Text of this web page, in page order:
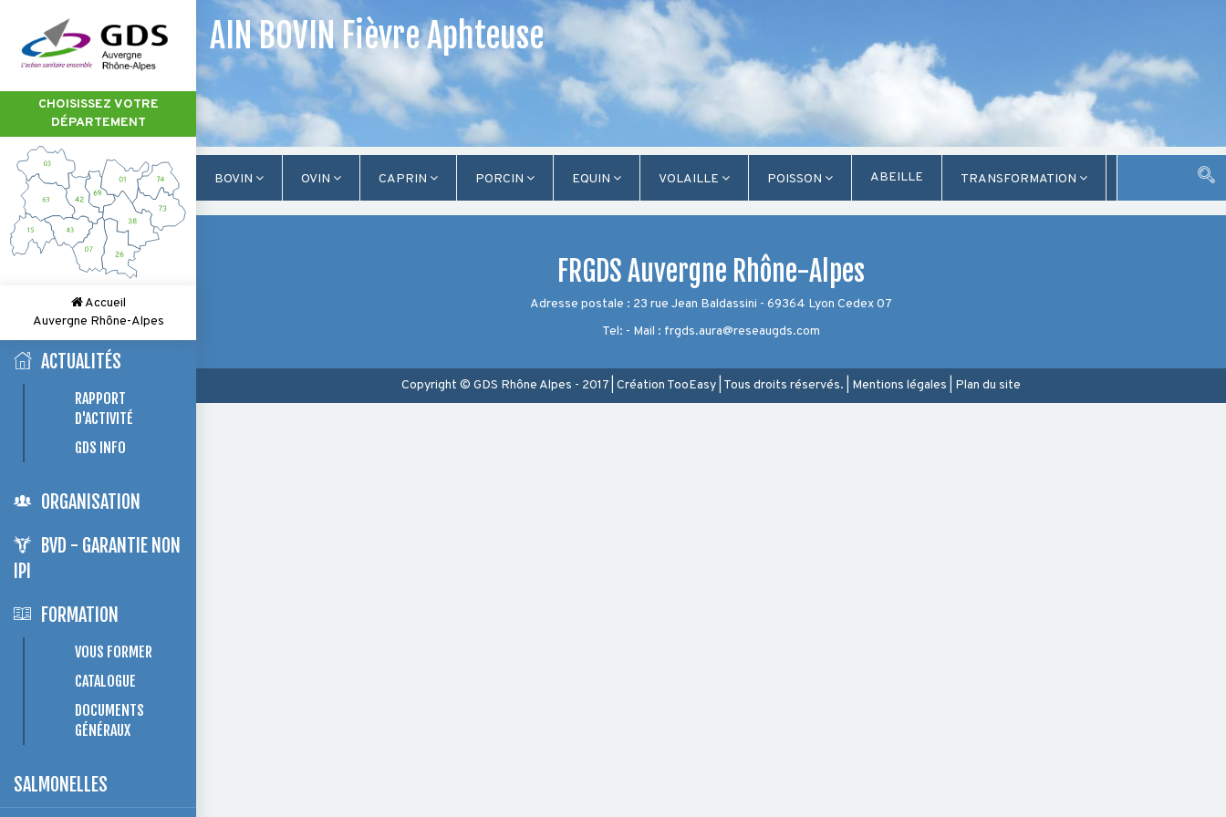
BOVIN OVIN CAPRIN PORCIN EQUIN VOLAILLE POISSON ABEILLE TRANSFORMATION
CHOISISSEZ VOTRE
DÉPARTEMENT
Accueil
Auvergne Rhône-Alpes
ACTUALITÉS
RAPPORT
D'ACTIVITÉ
GDS INFO
ORGANISATION
BVD - GARANTIE NON
IPI
FORMATION
VOUS FORMER
CATALOGUE
DOCUMENTS
GÉNÉRAUX
SALMONELLES
AIN BOVIN Fièvre Aphteuse
FRGDS Auvergne Rhône-Alpes
Adresse postale : 23 rue Jean Baldassini - 69364 Lyon Cedex 07
Tel: - Mail : frgds.aura@reseaugds.com
Copyright © GDS Rhône Alpes - 2017 Création TooEasy Tous droits réservés. Mentions légales Plan du site